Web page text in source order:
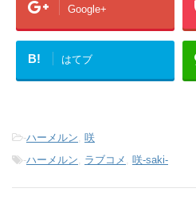
Google+
B! はてブ
-ハーメルン 咲
-ハーメルン ラブコメ 咲‐saki‐